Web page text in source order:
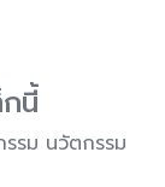
นี้
รม นวัตกรรม